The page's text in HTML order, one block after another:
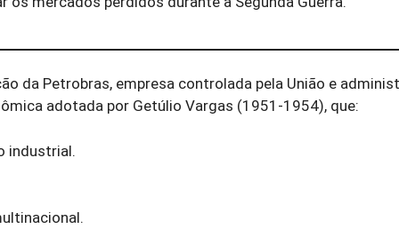
da Petrobras, empresa controlada pela União e
adotada por Getúlio Vargas (1951-1954), que:
industrial.